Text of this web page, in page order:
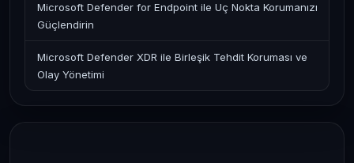
Microsoft Defender for Endpoint ile Uç Nokta Korumanızı
Güçlendirin
Microsoft Defender XDR ile Birleşik Tehdit Koruması ve
Olay Yönetimi